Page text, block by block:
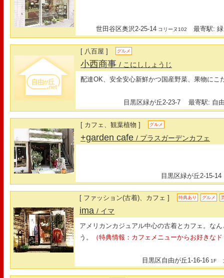
世田谷区奥沢2-25-14 コリーヌ102 最寄駅: 緑
[ 八百屋 ] グルメ
小西商事/ こにししょうじ
配達OK、安全安心新鮮かつ国産野菜、果物にこ
目黒区緑が丘2-23-7 最寄駅: 自
[ カフェ、観葉植物 ] グルメ
+garden cafe/ プラスガーデンカフェ
目黒区緑が丘2-15-14
[ ファッション(古着)、カフェ ] 特典あり グルメ
ima/ イマ
アメリカンカジュアル中心の古着とカフェ。な
う。
（特典情報：カフェメニューからお好きな
目黒区自由が丘1-16-16 1F